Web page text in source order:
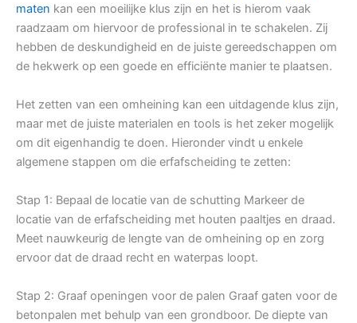
maten kan een moeilijke klus zijn en het is hierom vaak
raadzaam om hiervoor de professional in te schakelen. Zij
hebben de deskundigheid en de juiste gereedschappen om
de hekwerk op een goede en efficiënte manier te plaatsen.
Het zetten van een omheining kan een uitdagende klus zijn,
maar met de juiste materialen en tools is het zeker mogelijk
om dit eigenhandig te doen. Hieronder vindt u enkele
algemene stappen om die erfafscheiding te zetten:
Stap 1: Bepaal de locatie van de schutting Markeer de
locatie van de erfafscheiding met houten paaltjes en draad.
Meet nauwkeurig de lengte van de omheining op en zorg
ervoor dat de draad recht en waterpas loopt.
Stap 2: Graaf openingen voor de palen Graaf gaten voor de
betonpalen met behulp van een grondboor. De diepte van